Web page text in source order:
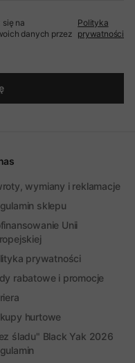
na
danych przez
Polityka
prywatności
wymiany i reklamacje
sklepu
Unii
prywatności
rabatowe i promocje
hurtowe
śladu" Black Yak 2026